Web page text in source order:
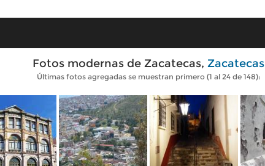
Fotos modernas de Zacatecas, Zacatecas
Últimas fotos agregadas se muestran primero (1 al 24 de 148):